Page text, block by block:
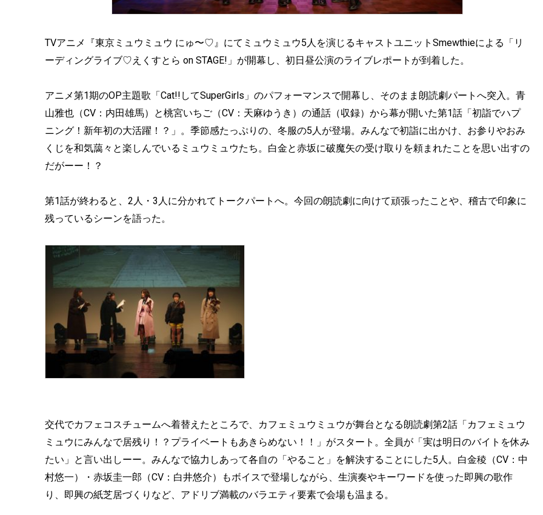
TVアニメ『東京ミュウミュウ にゅ〜♡』にてミュウミュウ5人を演じるキャストユニットSmewthieによる「リ
ーディングライブ♡えくすとら on STAGE!」が開幕し、初日昼公演のライブレポートが到着した。
アニメ第1期のOP主題歌「Cat!!してSuperGirls」のパフォーマンスで開幕し、そのまま朗読劇パートへ突入。青
山雅也（CV：内田雄馬）と桃宮いちご（CV：天麻ゆうき）の通話（収録）から幕が開いた第1話「初詣でハプ
ニング！新年初の大活躍！？」。季節感たっぷりの、冬服の5人が登場。みんなで初詣に出かけ、お参りやおみ
くじを和気藹々と楽しんでいるミュウミュウたち。白金と赤坂に破魔矢の受け取りを頼まれたことを思い出すの
だがーー！？
第1話が終わると、2人・3人に分かれてトークパートへ。今回の朗読劇に向けて頑張ったことや、稽古で印象に
残っているシーンを語った。
交代でカフェコスチュームへ着替えたところで、カフェミュウミュウが舞台となる朗読劇第2話「カフェミュウ
ミュウにみんなで居残り！？プライベートもあきらめない！！」がスタート。全員が「実は明日のバイトを休み
たい」と言い出しーー。みんなで協力しあって各自の「やること」を解決することにした5人。白金稜（CV：中
村悠一）・赤坂圭一郎（CV：白井悠介）もボイスで登場しながら、生演奏やキーワードを使った即興の歌作
り、即興の紙芝居づくりなど、アドリブ満載のバラエティ要素で会場も温まる。